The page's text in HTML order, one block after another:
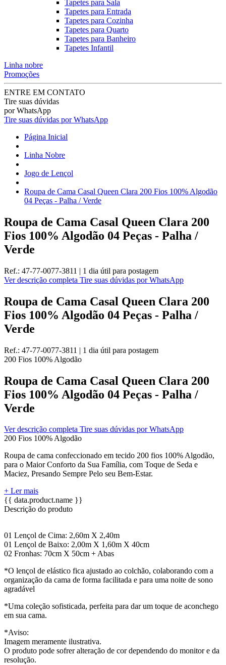
Tapetes para Sala
Tapetes para Entrada
Tapetes para Cozinha
Tapetes para Quarto
Tapetes para Banheiro
Tapetes Infantil
Linha nobre
Promoções
ENTRE EM CONTATO
Tire suas dúvidas
por WhatsApp
Tire suas dúvidas por WhatsApp
Página Inicial
Linha Nobre
Jogo de Lençol
Roupa de Cama Casal Queen Clara 200 Fios 100% Algodão
04 Peças - Palha / Verde
Roupa de Cama Casal Queen Clara 200
Fios 100% Algodão 04 Peças - Palha /
Verde
Ref.: 47-77-0077-3811 | 1 dia útil para postagem
Ver descrição completa Tire suas dúvidas por WhatsApp
Roupa de Cama Casal Queen Clara 200
Fios 100% Algodão 04 Peças - Palha /
Verde
Ref.: 47-77-0077-3811 | 1 dia útil para postagem
200 Fios 100% Algodão
Roupa de Cama Casal Queen Clara 200
Fios 100% Algodão 04 Peças - Palha /
Verde
Ver descrição completa Tire suas dúvidas por WhatsApp
200 Fios 100% Algodão
Roupa de cama confeccionado em tecido 200 fios 100% Algodão,
para o Maior Conforto da Sua Família, com Toque de Seda e
Maciez, Presando Sempre Pelo seu Bem-Estar.
+ Ler mais
{{ data.product.name }}
Descrição do produto
01 Lençol de Cima: 2,60m X 2,40m
01 Lençol de Baixo: 2,00m X 1,60m X 40cm
02 Fronhas: 70cm X 50cm + Abas
*O lençol de elástico fica ajustado ao colchão, colaborando com a
organização da cama de forma facilitada e para uma noite de sono
agradável
*Uma coleção sofisticada, perfeita para dar um toque de aconchego
em sua cama.
*Aviso:
Imagem meramente ilustrativa.
O produto pode sofrer alteração de cor dependendo do monitor e da
resolução.